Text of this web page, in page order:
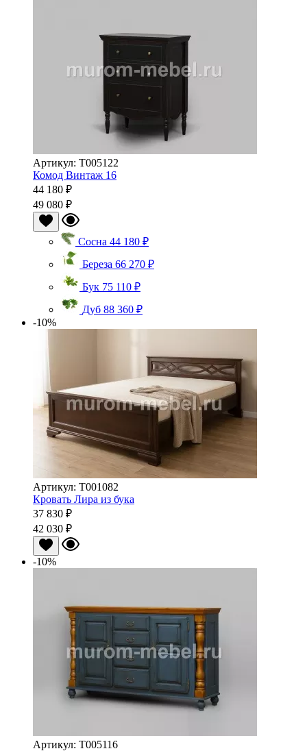
Артикул: Т005122
Комод Винтаж 16
44 180 ₽
49 080 ₽
Сосна 44 180 ₽
Береза 66 270 ₽
Бук 75 110 ₽
Дуб 88 360 ₽
-10%
Артикул: Т001082
Кровать Лира из бука
37 830 ₽
42 030 ₽
-10%
Артикул: Т005116